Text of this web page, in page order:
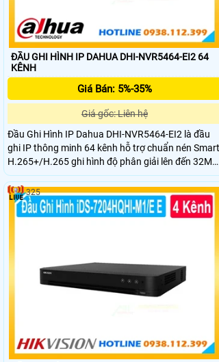
ĐẦU GHI HÌNH IP DAHUA DHI-NVR5464-EI2 64
KÊNH
Giá Bán: 5%-35%
Giá gốc: Liên hệ
Đầu Ghi Hình IP Dahua DHI-NVR5464-EI2 là đầu
ghi IP thông minh 64 kênh hỗ trợ chuẩn nén Smart
H.265+/H.265 ghi hình độ phân giải lên đến 32MP
và xuất hình 8K HDMI. Hỗ trợ 4 ổ cứng dung
tối đa mỗi ổ 20TB tích hợp nhiều công nghệ AI như
nhận diện khuôn mặt nhận diện biển số xe và
tích hành vi.
325